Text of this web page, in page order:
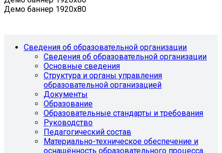
Демо баннер 1920x80
Сведения об образовательной организации
Сведения об образовательной организации
Основные сведения
Структура и органы управления
образовательной организацией
Документы
Образование
Образовательные стандарты и требования
Руководство
Педагогический состав
Материально-техническое обеспечение и
оснащённость образовательного процесса.